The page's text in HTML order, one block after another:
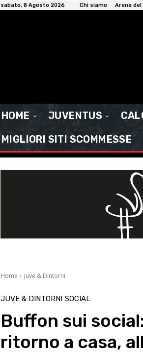
sabato, 8 Agosto 2026 Chi siamo Arena del
HOME JUVENTUS
MIGLIORI SITI SCOMMESSE
Home Juve & Dintorni
JUVE & DINTORNI SOCIAL
Buffon sui
ritorno a casa,